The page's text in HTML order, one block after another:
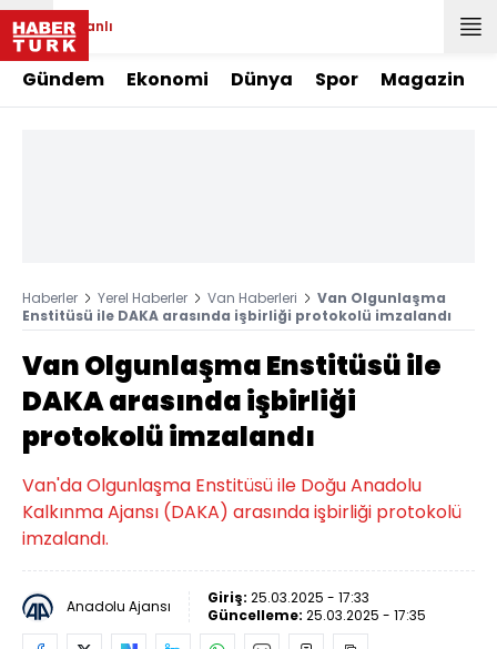
Canlı
Gündem Ekonomi Dünya Spor Magazin
Haberler Yerel Haberler Van Haberleri
Van Olgunlaşma
Enstitüsü ile DAKA arasında işbirliği protokolü imzalandı
Van Olgunlaşma Enstitüsü ile
DAKA arasında işbirliği
protokolü imzalandı
Van'da Olgunlaşma Enstitüsü ile Doğu Anadolu
Kalkınma Ajansı (DAKA) arasında işbirliği protokolü
imzalandı.
Anadolu Ajansı Giriş: 25.03.2025 - 17:33
Güncelleme: 25.03.2025 - 17:35